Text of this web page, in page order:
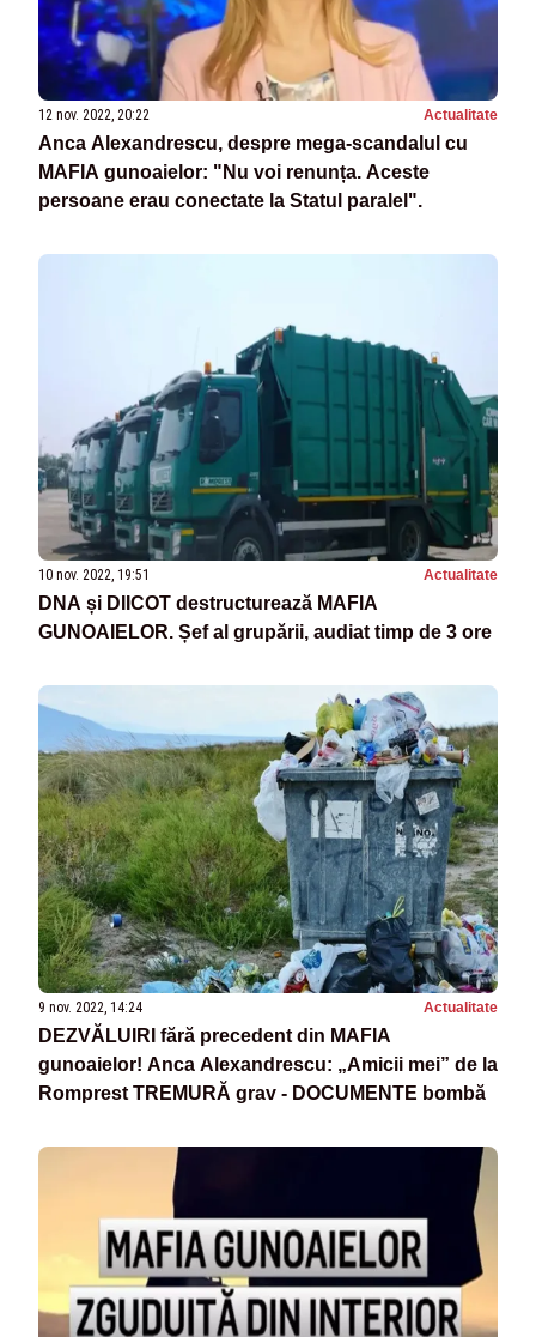
12 nov. 2022, 20:22 Actualitate
Anca Alexandrescu, despre mega-scandalul cu
MAFIA gunoaielor: "Nu voi renunța. Aceste
persoane erau conectate la Statul paralel".
10 nov. 2022, 19:51 Actualitate
DNA și DIICOT destructurează MAFIA
GUNOAIELOR. Șef al grupării, audiat timp de 3 ore
9 nov. 2022, 14:24 Actualitate
DEZVĂLUIRI fără precedent din MAFIA
gunoaielor! Anca Alexandrescu: „Amicii mei” de la
Romprest TREMURĂ grav - DOCUMENTE bombă